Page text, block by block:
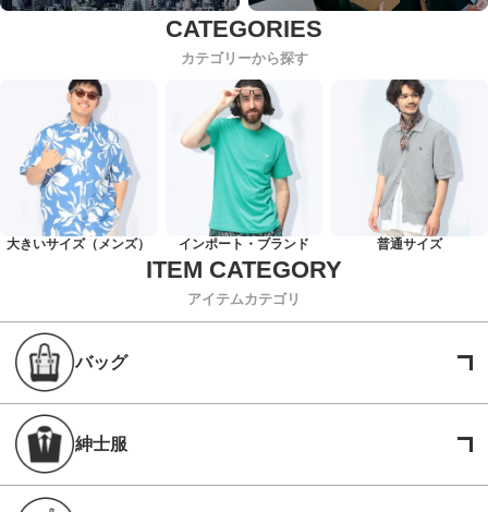
カテゴリーから探す
大きいサイズ（メンズ） インポート・ブランド 普通サイズ
アイテムカテゴリ
バッグ
紳士服